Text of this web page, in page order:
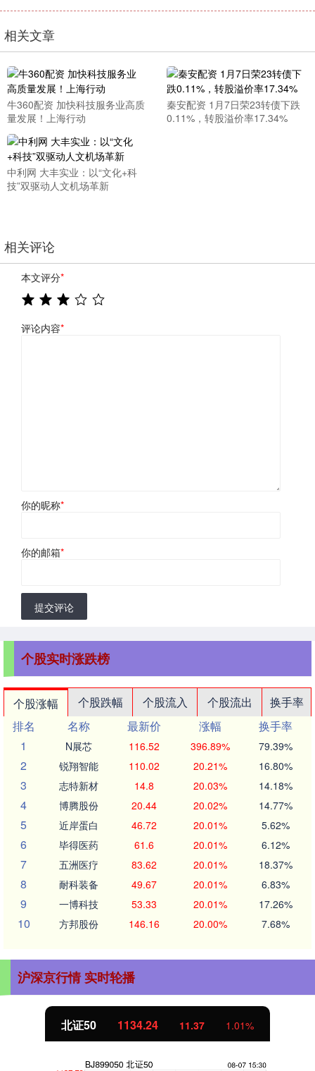
相关文章
牛360配资 加快科技服务业高质
量发展！上海行动
秦安配资 1月7日荣23转债下跌
0.11%，转股溢价率17.34%
中利网 大丰实业：以“文化+科
技”双驱动人文机场革新
相关评论
本文评分*
评论内容*
你的昵称*
你的邮箱*
提交评论
个股实时涨跌榜
个股涨幅 个股跌幅 个股流入 个股流出
换手率
排名
名称 最新价 涨幅
换手率
1
N展芯 116.52 396.89% 79.39%
2 锐翔智能 110.02 20.21% 16.80%
3 志特新材 14.8 20.03% 14.18%
4 博腾股份 20.44 20.02% 14.77%
5 近岸蛋白 46.72 20.01% 5.62%
6 毕得医药 61.6 20.01% 6.12%
7 五洲医疗 83.62 20.01% 18.37%
8 耐科装备 49.67 20.01% 6.83%
9 一博科技 53.33 20.01% 17.26%
10 方邦股份 146.16 20.00% 7.68%
沪深京行情 实时轮播
北证50 1134.24 11.37 1.01%